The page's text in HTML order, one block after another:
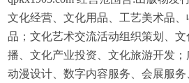
文化经营、文化用品、工艺美术品
品；文化艺术交流活动组织策划、
播、文化产业投资、文化旅游开发；
动漫设计、数字内容服务、会展服